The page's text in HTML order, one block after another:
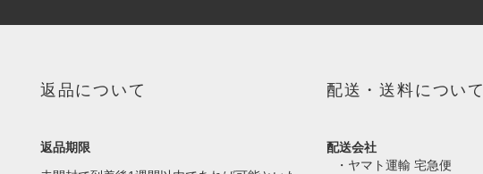
返品について
返品期限
配送・送料について
配送会社
・ヤマト運輸 宅急便